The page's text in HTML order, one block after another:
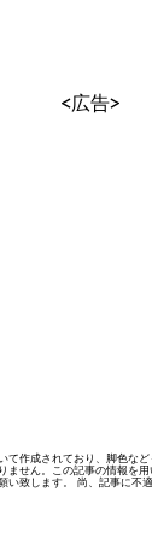
<広告>
て作成されており、脚色な
ません。この記事の情報を
い致します。 尚、記事に不